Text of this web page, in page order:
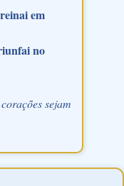
reinai em
no
sejam